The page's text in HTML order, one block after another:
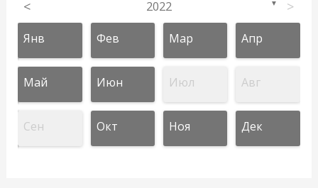
< 2022 ▼ >
Янв Фев Мар Апр
Май Июн Июл Авг
Сен Окт Ноя Дек